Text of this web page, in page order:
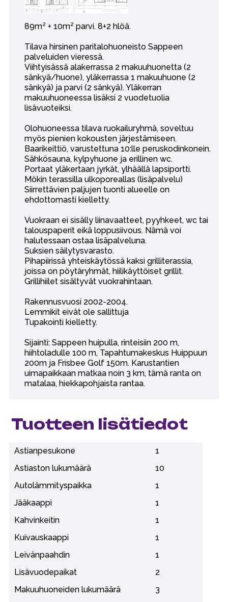
89m² + 10m² parvi. 8+2 hlöä.
Tilava hirsinen paritalohuoneisto Sappeen
palveluiden vieressä.
Viihtyisässä alakerrassa 2 makuuhuonetta (2
sänkyä/huone), yläkerrassa 1 makuuhuone (2
sänkyä) ja parvi (2 sänkyä). Yläkerran
makuuhuoneessa lisäksi 2 vuodetuolia
lisävuoteiksi.
Olohuoneessa tilava ruokailuryhmä, soveltuu
myös pienien kokousten järjestämiseen.
Baarikeittiö, varustettuna 10:lle peruskodinkonein.
Sähkösauna, kylpyhuone ja erillinen wc.
Portaat yläkertaan jyrkät, ylhäällä lapsiportti.
Mökin terassilla ulkoporeallas (lisäpalvelu)
Siirrettävien paljujen tuonti alueelle on
ehdottomasti kielletty.
Vuokraan ei sisälly liinavaatteet, pyyhkeet, wc tai
talouspaperit eikä loppusiivous. Nämä voi
halutessaan ostaa lisäpalveluna.
Suksien säilytysvarasto.
Pihapiirissä yhteiskäytössä kaksi grilliterassia,
joissa on pöytäryhmät, hiilikäyttöiset grillit.
Grillihiilet sisältyvät vuokrahintaan.
Rakennusvuosi 2002-2004.
Lemmikit eivät ole sallittuja
Tupakointi kielletty.
Sijainti: Sappeen huipulla, rinteisiin 200 m,
hiihtoladulle 100 m, Tapahtumakeskus Huippuun
200m ja Frisbee Golf 150m. Karustantien
uimapaikkaan matkaa noin 3 km, tämä ranta on
matalaa, hiekkapohjaista rantaa.
Tuotteen lisätiedot
Astianpesukone
1
Astiaston lukumäärä
10
Autolämmityspaikka
1
Jääkaappi
1
Kahvinkeitin
1
Kuivauskaappi
1
Leivänpaahdin
1
Lisävuodepaikat
2
Makuuhuoneiden lukumäärä
3